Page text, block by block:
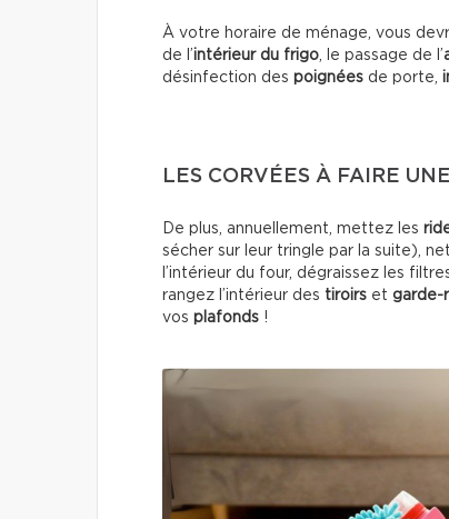
À votre horaire de ménage, vous
de l’intérieur du frigo, le passage de l’
désinfection des poignées de porte,
LES CORVÉES À FAIRE
De plus, annuellement, mettez les
sécher sur leur tringle par la suite),
l’intérieur du four, dégraissez les
rangez l’intérieur des tiroirs et garde-
vos plafonds !